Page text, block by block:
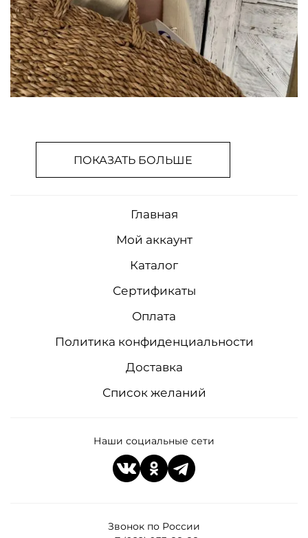
ПОКАЗАТЬ БОЛЬШЕ
Звонок по России
Главная
Мой аккаунт
Каталог
Сертификаты
Оплата
Политика конфиденциальности
Доставка
Список желаний
Наши социальные сети